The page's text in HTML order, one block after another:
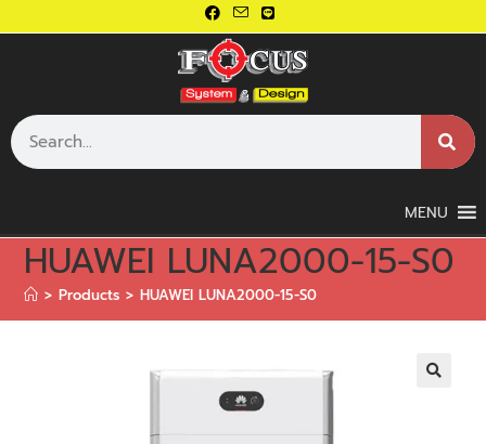
MENU
HUAWEI LUNA2000-15-S0
> Products > HUAWEI LUNA2000-15-S0